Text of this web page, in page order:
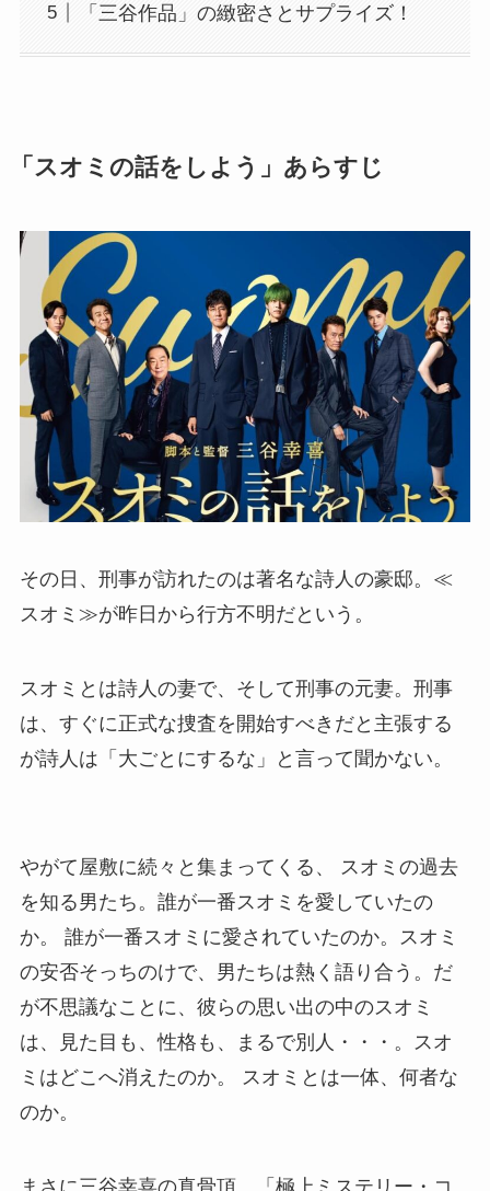
「三谷作品」の緻密さとサプライズ！
「スオミの話をしよう」あらすじ
その日、刑事が訪れたのは著名な詩人の豪邸。≪
スオミ≫が昨日から行方不明だという。
スオミとは詩人の妻で、そして刑事の元妻。刑事
は、すぐに正式な捜査を開始すべきだと主張する
が詩人は「大ごとにするな」と言って聞かない。
やがて屋敷に続々と集まってくる、 スオミの過去
を知る男たち。誰が一番スオミを愛していたの
か。 誰が一番スオミに愛されていたのか。スオミ
の安否そっちのけで、男たちは熱く語り合う。だ
が不思議なことに、彼らの思い出の中のスオミ
は、見た目も、性格も、まるで別人・・・。スオ
ミはどこへ消えたのか。 スオミとは一体、何者な
のか。